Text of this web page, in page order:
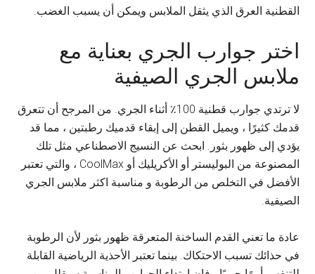
القطنية العرق الذي يثقل الملابس ويمكن أن يسبب الغضب.
اختر جوارب الجري بعناية مع
ملابس الجري الصيفية
لا ترتدي جوارب قطنية 100٪ أثناء الجري. من المرجح أن تتعرق
قدمك كثيرًا ، ويميل القطن إلى إبقاء قدميك رطبتين ، مما قد
يؤدي إلى ظهور بثور. ابحث عن النسيج الاصطناعي مثل تلك
المصنوعة من البوليستر أو الأكريليك أو CoolMax ، والتي تعتبر
الأفضل في التخلص من الرطوبة و مناسبة اكثر ملابس الجري
الصيفية.
عادة ما تعني القدم الساخنة المتعرقة ظهور بثور لأن الرطوبة
في حذائك تسبب الاحتكاك. بينما تعتبر الأحذية الرياضية القابلة